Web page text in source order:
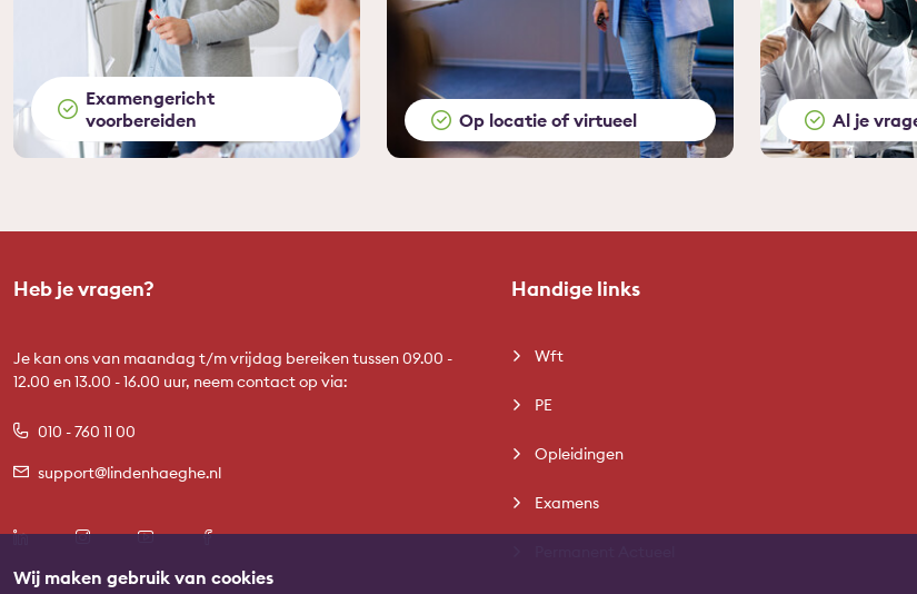
Wij maken gebruik van cookies
Examengericht
voorbereiden
Op locatie of virtueel Al je
Heb je vragen?
Je kan ons van maandag t/m vrijdag bereiken tussen 09.00 -
12.00 en 13.00 - 16.00 uur, neem contact op via:
010 - 760 11 00
support@lindenhaeghe.nl
Handige links
Wft
PE
Opleidingen
Examens